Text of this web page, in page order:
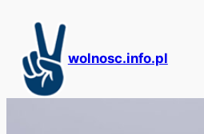
treści
wolnosc.info.pl